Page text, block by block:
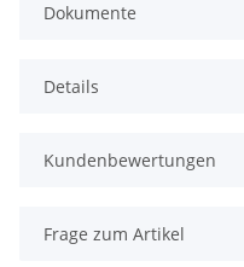
Dokumente
Details
Kundenbewertungen
Frage zum Artikel